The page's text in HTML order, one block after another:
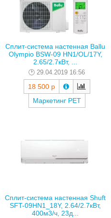
Сплит-система настенная Ballu
Olympio BSW-09 HN1/OL/17Y,
2.65/2.7кВт, ...
29.04.2019 16:56
18 500 р
Маркетинг РЕТ
Сплит-система настенная Shuft
SFT-09HN1_18Y, 2.64/2.7кВт,
400м3/ч, 23д...